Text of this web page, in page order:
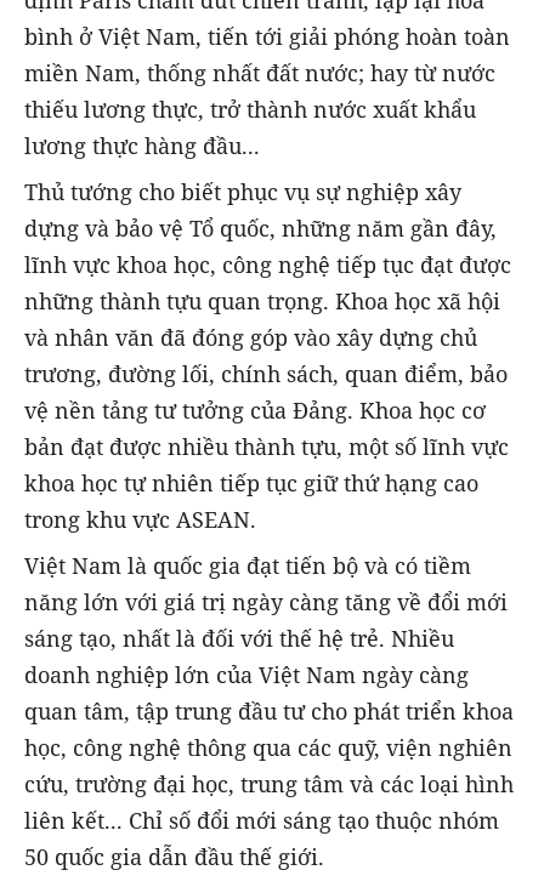
bình ở Việt Nam, tiến tới giải phóng hoàn toàn
miền Nam, thống nhất đất nước; hay từ nước
thiếu lương thực, trở thành nước xuất khẩu
lương thực hàng đầu...
Thủ tướng cho biết phục vụ sự nghiệp xây
dựng và bảo vệ Tổ quốc, những năm gần đây,
lĩnh vực khoa học, công nghệ tiếp tục đạt được
những thành tựu quan trọng. Khoa học xã hội
và nhân văn đã đóng góp vào xây dựng chủ
trương, đường lối, chính sách, quan điểm, bảo
vệ nền tảng tư tưởng của Đảng. Khoa học cơ
bản đạt được nhiều thành tựu, một số lĩnh vực
khoa học tự nhiên tiếp tục giữ thứ hạng cao
trong khu vực ASEAN.
Việt Nam là quốc gia đạt tiến bộ và có tiềm
năng lớn với giá trị ngày càng tăng về đổi mới
sáng tạo, nhất là đối với thế hệ trẻ. Nhiều
doanh nghiệp lớn của Việt Nam ngày càng
quan tâm, tập trung đầu tư cho phát triển khoa
học, công nghệ thông qua các quỹ, viện nghiên
cứu, trường đại học, trung tâm và các loại hình
liên kết... Chỉ số đổi mới sáng tạo thuộc nhóm
50 quốc gia dẫn đầu thế giới.